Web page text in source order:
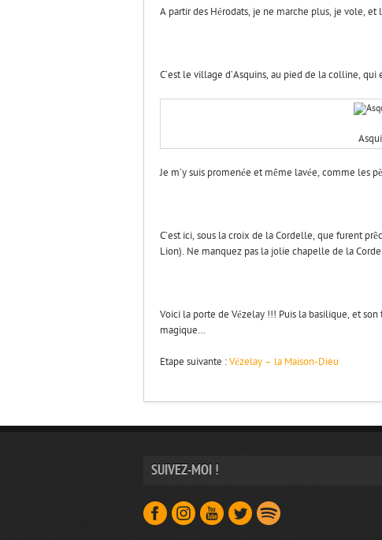
A partir des Hérodats, je ne marche plus, je vole,
C’est le village d’Asquins, au pied de la colline,
Je m’y suis promenée et même lavée, comme les
C’est ici, sous la croix de la Cordelle, que furent
Lion). Ne manquez pas la jolie chapelle de la
Voici la porte de Vézelay !!! Puis la basilique, et
magique…
Etape suivante :Vézelay – la Maison-Dieu
SUIVEZ-MOI !